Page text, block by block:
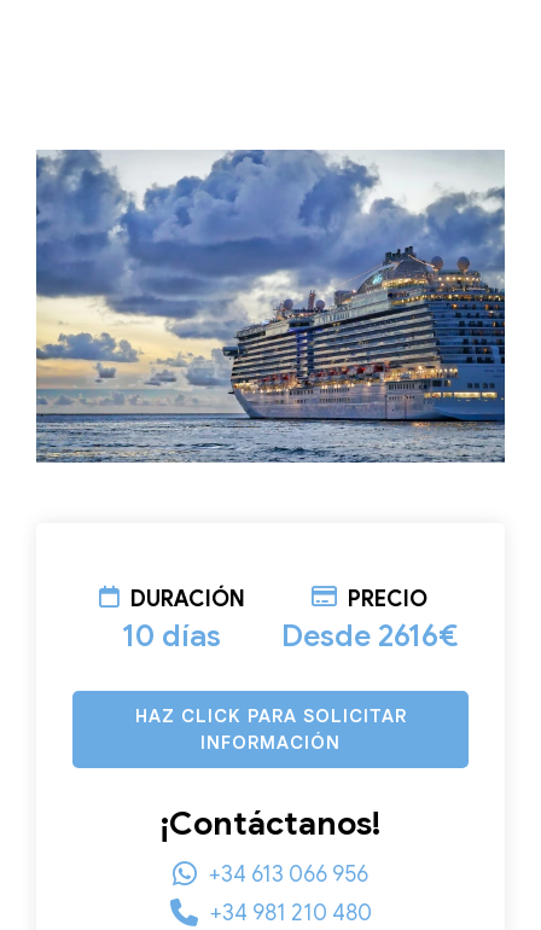
DURACIÓN
10 días
PRECIO
Desde 2616€
HAZ CLICK PARA SOLICITAR
INFORMACIÓN
¡Contáctanos!
+34 613 066 956
+34 981 210 480